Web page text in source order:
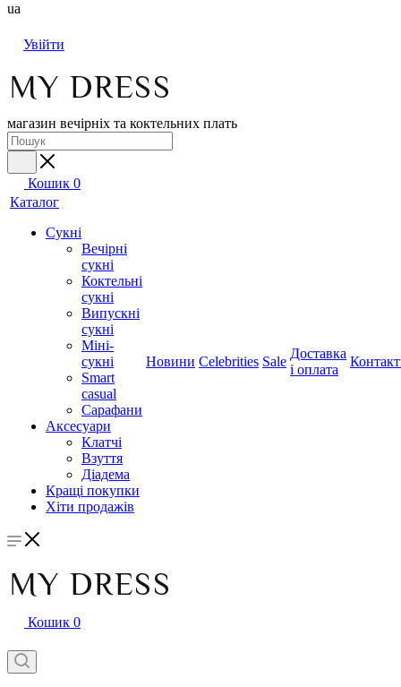
ua
Увійти
магазин вечірніх та коктельних плать
Кошик 0
Каталог
Сукні
Вечірні
сукні
Коктельні
сукні
Випускні
сукні
Міні-
сукні
Smart
casual
Сарафани
Аксесуари
Клатчі
Взуття
Діадема
Кращі покупки
Хіти продажів
Новини Celebrities Sale
Доставка
і оплата
Кошик 0